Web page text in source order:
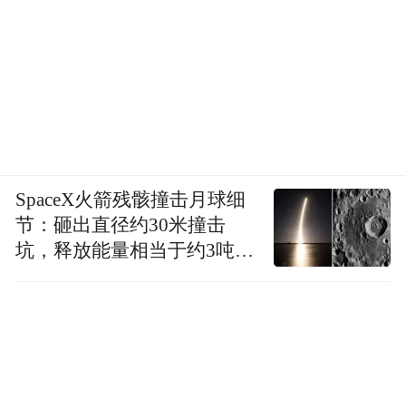
SpaceX火箭残骸撞击月球细
节：砸出直径约30米撞击
坑，释放能量相当于约3吨